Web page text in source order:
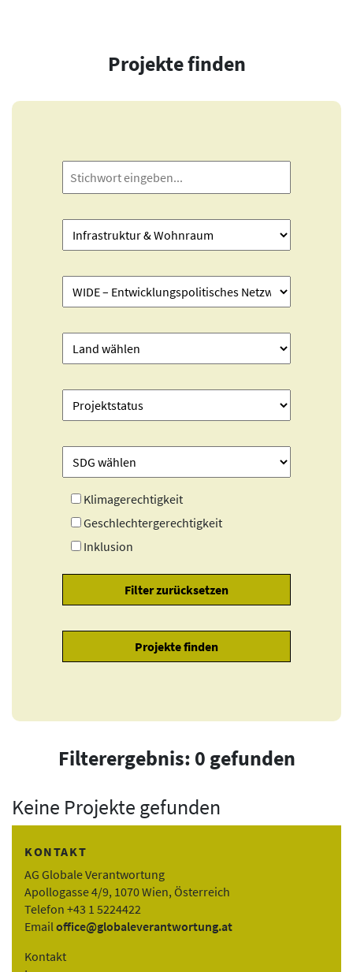
Projekte finden
Klimagerechtigkeit
Geschlechtergerechtigkeit
Inklusion
Filterergebnis: 0 gefunden
Keine Projekte gefunden
KONTAKT
AG Globale Verantwortung
Apollogasse 4/9, 1070 Wien, Österreich
Telefon +43 1 5224422
Email office@globaleverantwortung.at
Kontakt